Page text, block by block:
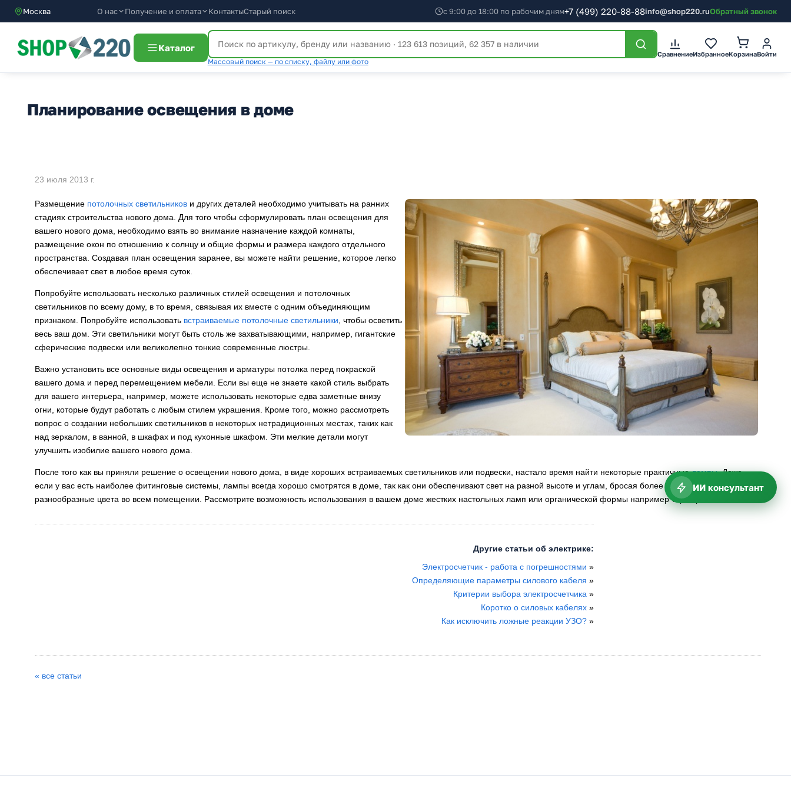
Москва О нас Получение и оплата КонтактыСтарый поиск с 9:00 до 18:00 по рабочим дням+7 (499) 220-88-88info@shop220.ruОбратный звонок
Каталог
Массовый поиск — по списку, файлу или фото
СравнениеИзбранноеКорзинаВойти
Планирование освещения в доме
23 июля 2013 г.
Размещение потолочных светильников и других деталей необходимо учитывать на ранних
стадиях строительства нового дома. Для того чтобы сформулировать план освещения для
вашего нового дома, необходимо взять во внимание назначение каждой комнаты,
размещение окон по отношению к солнцу и общие формы и размера каждого отдельного
пространства. Создавая план освещения заранее, вы можете найти решение, которое легко
обеспечивает свет в любое время суток.
Попробуйте использовать несколько различных стилей освещения и потолочных
светильников по всему дому, в то время, связывая их вместе с одним объединяющим
признаком. Попробуйте использовать встраиваемые потолочные светильники , чтобы осветить
весь ваш дом. Эти светильники могут быть столь же захватывающими, например, гигантские
сферические подвески или великолепно тонкие современные люстры.
Важно установить все основные виды освещения и арматуры потолка перед покраской
вашего дома и перед перемещением мебели. Если вы еще не знаете какой стиль выбрать
для вашего интерьера, например, можете использовать некоторые едва заметные внизу
огни, которые будут работать с любым стилем украшения. Кроме того, можно рассмотреть
вопрос о создании небольших светильников в некоторых нетрадиционных местах, таких как
над зеркалом, в ванной, в шкафах и под кухонные шкафом. Эти мелкие детали могут
улучшить изобилие вашего нового дома.
После того как вы приняли решение о освещении нового дома, в виде хороших встраиваемых светильников или подвески, настало время найти некоторые практичныелампы. Даже
если у вас есть наиболее фитинговые системы, лампы всегда хорошо смотрятся в доме, так как они обеспечивают свет на разной высоте и углам, бросая более интенсивные и
разнообразные цвета во всем помещении. Рассмотрите возможность использования в вашем доме жестких настольных ламп или органической формы например торшеры.
Другие статьи об электрике:
Электросчетчик - работа с погрешностями »
Определяющие параметры силового кабеля »
Критерии выбора электросчетчика »
Коротко о силовых кабелях »
Как исключить ложные реакции УЗО? »
« все статьи
ИИ консультант